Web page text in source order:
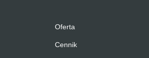
Oferta
Cennik